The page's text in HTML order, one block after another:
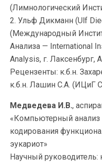
(Лимнологический
2. Ульф Дикманн (Ulf
(Международный
Анализа — International
Analysis, г. Лаксенбург,
Рецензенты: к.б.н.
к.б.н. Лашин С.А. (ИЦиГ
Медведева И.В.,
«Компьютерный анализ
кодирования
эукариот»
Научный